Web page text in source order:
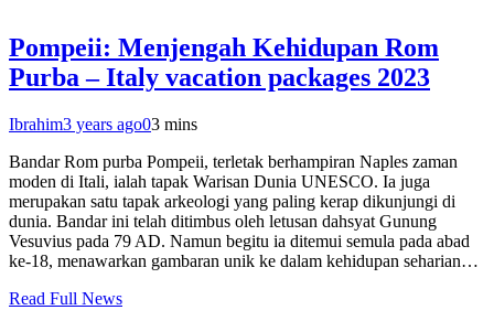
Pompeii: Menjengah Kehidupan Rom
Purba – Italy vacation packages 2023
Ibrahim3 years ago03 mins
Bandar Rom purba Pompeii, terletak berhampiran Naples zaman
moden di Itali, ialah tapak Warisan Dunia UNESCO. Ia juga
merupakan satu tapak arkeologi yang paling kerap dikunjungi di
dunia. Bandar ini telah ditimbus oleh letusan dahsyat Gunung
Vesuvius pada 79 AD. Namun begitu ia ditemui semula pada abad
ke-18, menawarkan gambaran unik ke dalam kehidupan seharian…
Read Full News